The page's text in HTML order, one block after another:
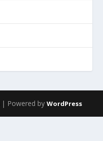
| Powered by WordPress